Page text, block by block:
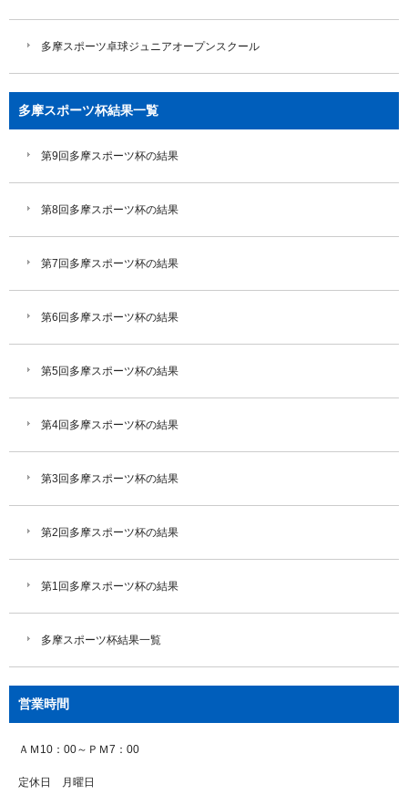
多摩スポーツ卓球ジュニアオープンスクール
多摩スポーツ杯結果一覧
第9回多摩スポーツ杯の結果
第8回多摩スポーツ杯の結果
第7回多摩スポーツ杯の結果
第6回多摩スポーツ杯の結果
第5回多摩スポーツ杯の結果
第4回多摩スポーツ杯の結果
第3回多摩スポーツ杯の結果
第2回多摩スポーツ杯の結果
第1回多摩スポーツ杯の結果
多摩スポーツ杯結果一覧
営業時間
ＡＭ10：00～ＰＭ7：00
定休日 月曜日